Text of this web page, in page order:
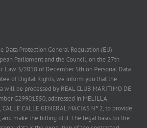
Data Protection General Regulation (EU)
Parliament and the Council, on the 27th
Law 3/2018 of December 5th on Personal Data
of Digital Rights, we inform you that the
will be processed by REAL CLUB MARITIMO DE
G29901550, addressed in MELILLA
CALLE CALLE GENERAL MACIAS Nº 2, to provide
and make the billing of it. The legal basis for the